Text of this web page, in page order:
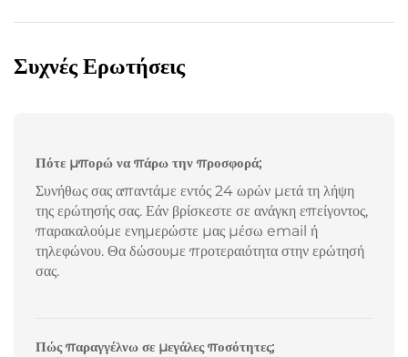
Συχνές Ερωτήσεις
Πότε μπορώ να πάρω την προσφορά;
Συνήθως σας απαντάμε εντός 24 ωρών μετά τη λήψη
της ερώτησής σας. Εάν βρίσκεστε σε ανάγκη επείγοντος,
παρακαλούμε ενημερώστε μας μέσω email ή
τηλεφώνου. Θα δώσουμε προτεραιότητα στην ερώτησή
σας.
Πώς παραγγέλνω σε μεγάλες ποσότητες;